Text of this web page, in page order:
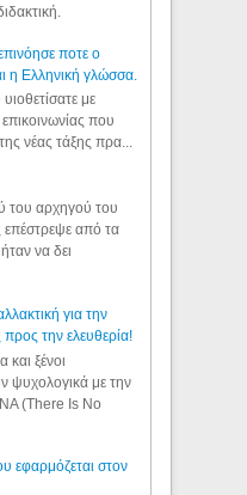
ποτε ο
η Ελληνική γλώσσα.
με
που
νέας τάξης πρα...
του αρχηγού του
επέστρεψε από τα
να δει
για την
την ελευθερία!
και ξένοι
ψυχολογικά με την
(There Is No
εφαρμόζεται στον